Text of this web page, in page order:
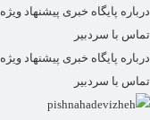
درباره پایگاه خبری پیشنهاد ویژه
تماس با سردبیر
درباره پایگاه خبری پیشنهاد ویژه
تماس با سردبیر